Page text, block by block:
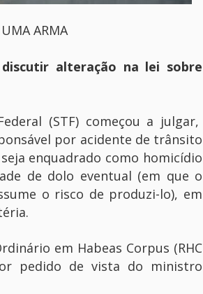
ARMA
discutir alteração na lei sobre
(STF) começou a julgar,
por acidente de trânsito
enquadrado como homicídio
de dolo eventual (em que o
o risco de produzi-lo), em
em Habeas Corpus (RHC
pedido de vista do ministro